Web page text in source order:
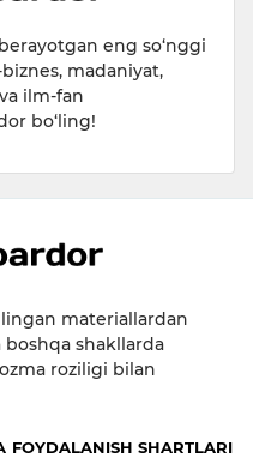
eng so‘nggi
madaniyat,
ilm-fan
bo‘ling!
materiallardan
boshqa shakllarda
roziligi bilan
FOYDALANISH SHARTLARI